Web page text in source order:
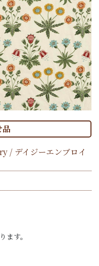
品
/ デイジーエンブロイ
す。